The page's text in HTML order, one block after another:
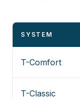
SYSTEM
T-Comfort
T-Classic